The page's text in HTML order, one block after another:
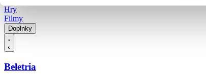
Hry
Filmy
Doplnky
Beletria